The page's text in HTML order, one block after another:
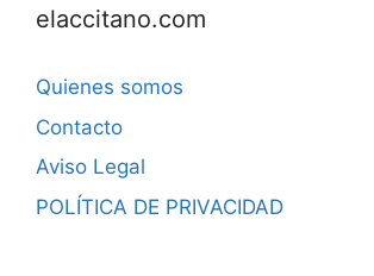
elaccitano.com
Quienes somos
Contacto
Aviso Legal
POLÍTICA DE PRIVACIDAD